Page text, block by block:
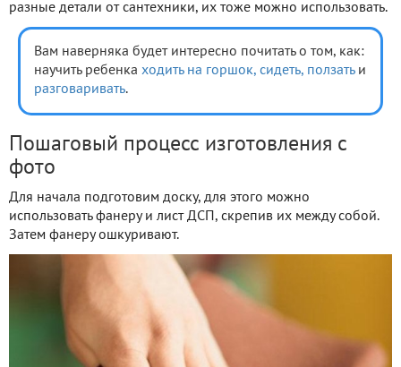
разные детали от сантехники, их тоже можно использовать.
Вам наверняка будет интересно почитать о том, как:
научить ребенка ходить на горшок, сидеть, ползатьи
разговаривать.
Пошаговый процесс изготовления с
фото
Для начала подготовим доску, для этого можно
использовать фанеру и лист ДСП, скрепив их между собой.
Затем фанеру ошкуривают.